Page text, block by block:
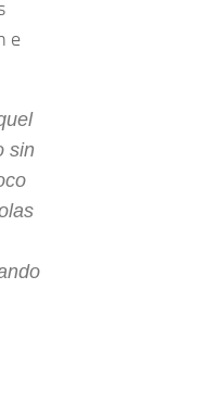
e
sin